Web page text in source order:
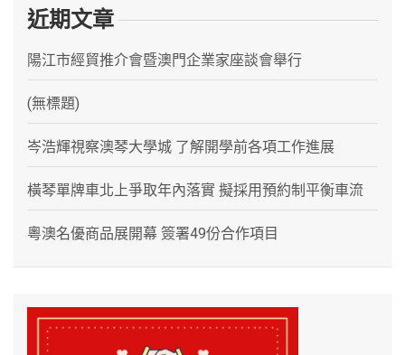
近期文章
陽江市經貿推介會暨澳門企業家座談會舉行
(無標題)
岑浩輝視察澳琴大學城 了解開學前各項工作進展
橫琴單牌車北上爭取年內落實 擬採用預約制平衡車流
粵澳名優商品展開幕 簽署49份合作項目